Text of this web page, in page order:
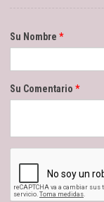
Su Nombre
Su Comentario